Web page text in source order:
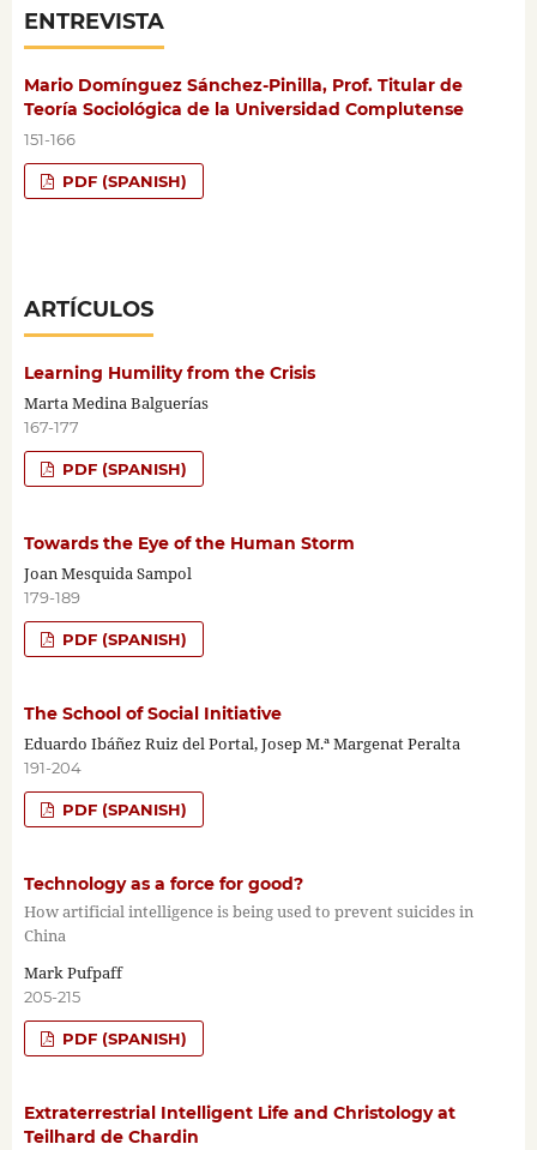
ENTREVISTA
Mario Domínguez Sánchez-Pinilla, Prof. Titular de
Teoría Sociológica de la Universidad Complutense
151-166
PDF (SPANISH)
ARTÍCULOS
Learning Humility from the Crisis
Marta Medina Balguerías
167-177
PDF (SPANISH)
Towards the Eye of the Human Storm
Joan Mesquida Sampol
179-189
PDF (SPANISH)
The School of Social Initiative
Eduardo Ibáñez Ruiz del Portal, Josep M.ª Margenat Peralta
191-204
PDF (SPANISH)
Technology as a force for good?
How artificial intelligence is being used to prevent suicides in
China
Mark Pufpaff
205-215
PDF (SPANISH)
Extraterrestrial Intelligent Life and Christology at
Teilhard de Chardin